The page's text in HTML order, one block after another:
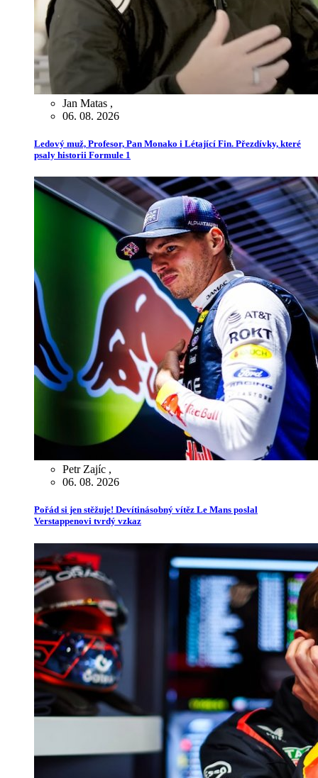
Jan Matas ,
06. 08. 2026
Ledový muž, Profesor, Pan Monako i Létající Fin. Přezdívky, které
psaly historii Formule 1
Petr Zajíc ,
06. 08. 2026
Pořád si jen stěžuje! Devítinásobný vítěz Le Mans poslal
Verstappenovi tvrdý vzkaz